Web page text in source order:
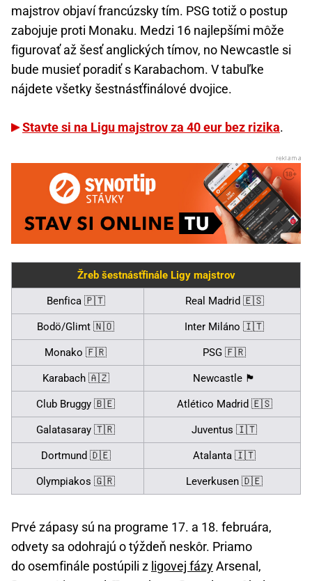
majstrov objaví francúzsky tím. PSG totiž o postup
zabojuje proti Monaku. Medzi 16 najlepšími môže
figurovať až šesť anglických tímov, no Newcastle si
bude musieť poradiť s Karabachom. V tabuľke
nájdete všetky šestnásťfinálové dvojice.
Stavte si na Ligu majstrov za 40 eur bez rizika.
Žreb šestnásťfinále Ligy majstrov
Benfica 🇵🇹 Real Madrid 🇪🇸
Bodö/Glimt 🇳🇴 Inter Miláno 🇮🇹
Monako 🇫🇷 PSG 🇫🇷
Karabach 🇦🇿 Newcastle 🏴󠁧󠁢󠁥󠁮󠁧󠁿
Club Bruggy 🇧🇪 Atlético Madrid 🇪🇸
Galatasaray 🇹🇷 Juventus 🇮🇹
Dortmund 🇩🇪 Atalanta 🇮🇹
Olympiakos 🇬🇷 Leverkusen 🇩🇪
Prvé zápasy sú na programe 17. a 18. februára,
odvety sa odohrajú o týždeň neskôr. Priamo
do osemfinále postúpili z ligovej fázyArsenal,